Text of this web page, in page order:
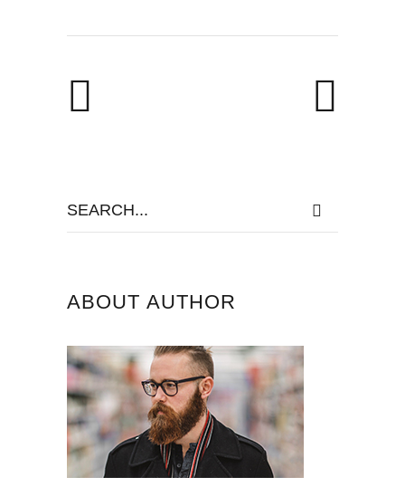
ABOUT AUTHOR